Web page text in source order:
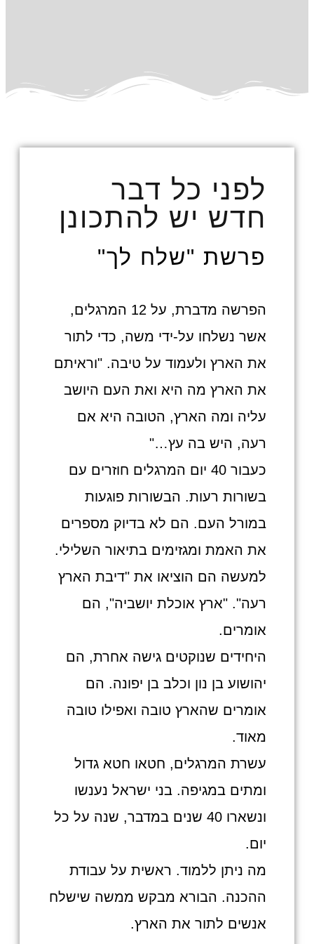
לפני כל דבר
חדש יש להתכונן
פרשת "שלח לך"
הפרשה מדברת, על 12 המרגלים,
אשר נשלחו על-ידי משה, כדי לתור
את הארץ ולעמוד על טיבה. "וראיתם
את הארץ מה היא ואת העם היושב
עליה ומה הארץ, הטובה היא אם
רעה, היש בה עץ…"
כעבור 40 יום המרגלים חוזרים עם
בשורות רעות. הבשורות פוגעות
במורל העם. הם לא בדיוק מספרים
את האמת ומגזימים בתיאור השלילי.
למעשה הם הוציאו את "דיבת הארץ
רעה". "ארץ אוכלת יושביה", הם
אומרים.
היחידים שנוקטים גישה אחרת, הם
יהושוע בן נון וכלב בן יפונה. הם
אומרים שהארץ טובה ואפילו טובה
מאוד.
עשרת המרגלים, חטאו חטא גדול
ומתים במגיפה. בני ישראל נענשו
ונשארו 40 שנים במדבר, שנה על כל
יום.
מה ניתן ללמוד. ראשית על עבודת
ההכנה. הבורא מבקש ממשה שישלח
אנשים לתור את הארץ.